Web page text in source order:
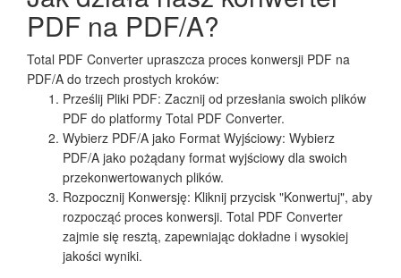
PDF na PDF/A?
Total PDF Converter upraszcza proces konwersji PDF na
PDF/A do trzech prostych kroków:
Prześlij Pliki PDF: Zacznij od przesłania swoich plików
PDF do platformy Total PDF Converter.
Wybierz PDF/A jako Format Wyjściowy: Wybierz
PDF/A jako pożądany format wyjściowy dla swoich
przekonwertowanych plików.
Rozpocznij Konwersję: Kliknij przycisk "Konwertuj", aby
rozpocząć proces konwersji. Total PDF Converter
zajmie się resztą, zapewniając dokładne i wysokiej
jakości wyniki.